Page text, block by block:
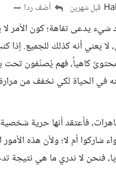
قبل شهرين أضف ردا
شيء يدعى تفاهة؛ كون الأمر
لا يعني أنه كذلك للجميع. إذا
كاهياً، فهم يُصنّفون تحت
في الحياة لكي نخفف من
فأعتقد أنها حرية
شاركوا أم لا؛ ولأن هذه الأمور
فنحن لا ندري ما هي نتيجة